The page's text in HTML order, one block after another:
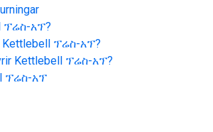
ፕሬስ-አፕ?
Kettlebell ፕሬስ-አፕ?
Kettlebell ፕሬስ-አፕ?
ፕሬስ-አፕ